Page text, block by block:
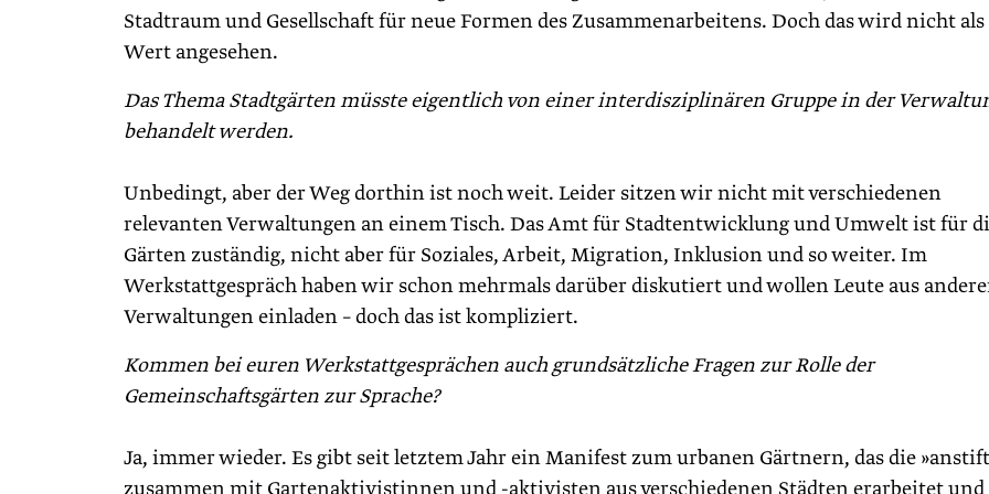
Stadtraum und Gesellschaft für neue Formen des Zusammenarbeitens. Doch das wird nicht als
Wert angesehen.
Das Thema Stadtgärten müsste eigentlich von einer interdisziplinären Gruppe in der
behandelt werden.
Unbedingt, aber der Weg dorthin ist noch weit. Leider sitzen wir nicht mit verschiedenen
relevanten Verwaltungen an einem Tisch. Das Amt für Stadtentwicklung und Umwelt ist für
Gärten zuständig, nicht aber für Soziales, Arbeit, Migration, Inklusion und so weiter. Im
Werkstattgespräch haben wir schon mehrmals darüber diskutiert und wollen Leute aus
Verwaltungen einladen – doch das ist kompliziert.
Kommen bei euren Werkstattgesprächen auch grundsätzliche Fragen zur Rolle der
Gemeinschaftsgärten zur Sprache?
Ja, immer wieder. Es gibt seit letztem Jahr ein Manifest zum urbanen Gärtnern, das die